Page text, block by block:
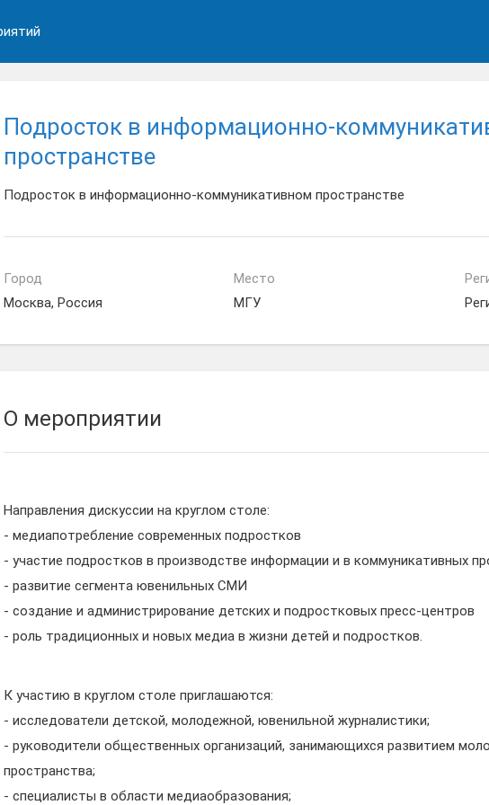
Подросток в информационно-
пространстве
Подросток в информационно-коммуникативном пространстве
Город
Москва, Россия
Место
МГУ
О мероприятии
Направления дискуссии на круглом столе:
- медиапотребление современных подростков
- участие подростков в производстве информации и в коммуникативных
- развитие сегмента ювенильных СМИ
- создание и администрирование детских и подростковых пресс-центров
- роль традиционных и новых медиа в жизни детей и подростков.
К участию в круглом столе приглашаются:
- исследователи детской, молодежной, ювенильной журналистики;
- руководители общественных организаций, занимающихся развитием
пространства;
- специалисты в области медиаобразования;